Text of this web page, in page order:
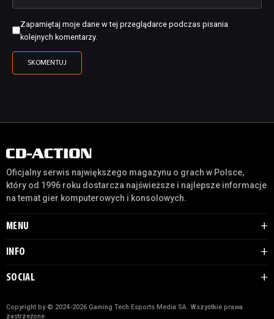
Zapamiętaj moje dane w tej przeglądarce podczas pisania
kolejnych komentarzy.
Oficjalny serwis największego magazynu o grach w Polsce,
który od 1996 roku dostarcza najświeższe i najlepsze informacje
na temat gier komputerowych i konsolowych.
MENU
INFO
SOCIAL
Copyright by © 2024-2026 Gaming Tech Esports Media SA. Wszystkie prawa
zastrzeżone.